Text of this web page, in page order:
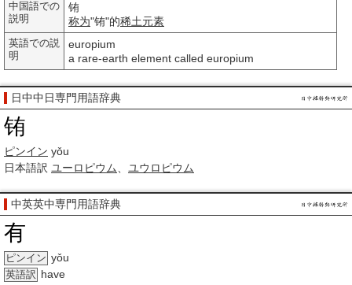
中国語での
説明
铕
称为"铕"的稀土元素
英語での説
明
europium
a rare-earth element called europium
日中中日専門用語辞典
铕
ピンイン yǒu
日本語訳 ユーロピウム ユウロピウム
中英英中専門用語辞典
有
ピンイン yǒu
英語訳 have